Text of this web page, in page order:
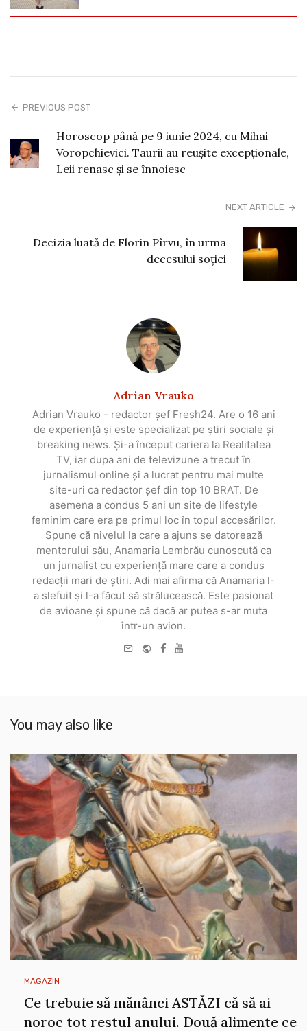
PREVIOUS POST
Horoscop până pe 9 iunie 2024, cu Mihai
Voropchievici. Taurii au reuşite excepţionale,
Leii renasc şi se înnoiesc
NEXT ARTICLE
Decizia luată de Florin Pîrvu, în urma
decesului soției
Adrian Vrauko
Adrian Vrauko - redactor șef Fresh24. Are o 16 ani
de experiență și este specializat pe știri sociale și
breaking news. Și-a început cariera la Realitatea
TV, iar dupa ani de televizune a trecut în
jurnalismul online și a lucrat pentru mai multe
site-uri ca redactor șef din top 10 BRAT. De
asemena a condus 5 ani un site de lifestyle
feminim care era pe primul loc în topul accesărilor.
Spune că nivelul la care a ajuns se datorează
mentorului său, Anamaria Lembrău cunoscută ca
un jurnalist cu experiență mare care a condus
redacții mari de știri. Adi mai afirma că Anamaria l-
a slefuit și l-a făcut să strălucească. Este pasionat
de avioane și spune că dacă ar putea s-ar muta
într-un avion.
e-
WebsiteFacebook
You may also like
MAGAZIN
Ce trebuie să mănânci ASTĂZI că să ai
noroc tot restul anului. Două alimente ce